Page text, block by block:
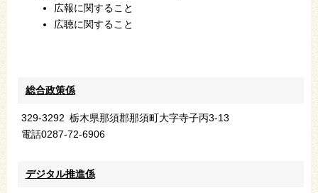
広報に関すること
広聴に関すること
総合政策係
329-3292 栃木県那須郡那須町大字寺子丙3-13
電話0287-72-6906
デジタル推進係